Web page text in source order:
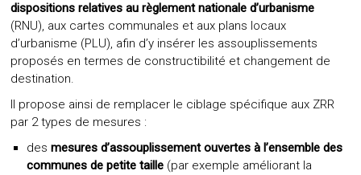
dispositions relatives au règlement nationale d’urbanisme
(RNU), aux cartes communales et aux plans locaux
d’urbanisme (PLU), afin d’y insérer les assouplissements
proposés en termes de constructibilité et changement de
destination.
Il propose ainsi de remplacer le ciblage spécifique aux ZRR
par 2 types de mesures :
desmesures d’assouplissement ouvertes à l’ensemble des
communes de petite taille (par exemple améliorant la